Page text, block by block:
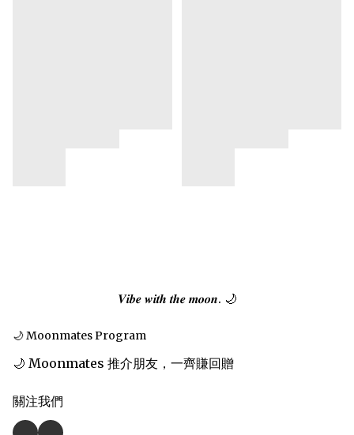
𝑽𝒊𝒃𝒆 𝒘𝒊𝒕𝒉 𝒕𝒉𝒆 𝒎𝒐𝒐𝒏. 🌙
🌙 Moonmates Program
🌙 Moonmates 推介朋友，一齊賺回贈
關注我們